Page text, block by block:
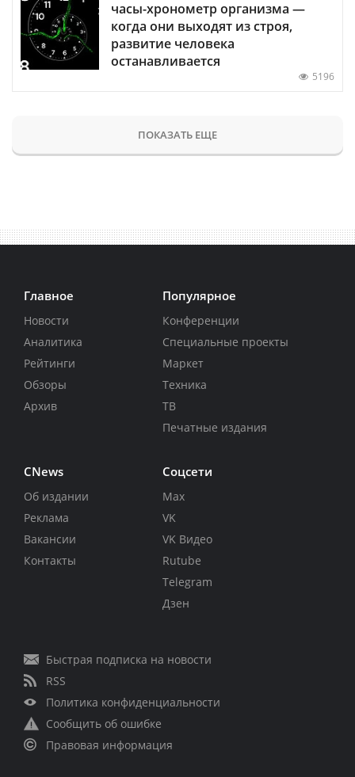
часы-хронометр организма —
когда они выходят из строя,
развитие человека
останавливается
5196
ПОКАЗАТЬ ЕЩЕ
Главное
Новости
Аналитика
Рейтинги
Обзоры
Архив
Популярное
Конференции
Специальные проекты
Маркет
Техника
ТВ
Печатные издания
CNews
Об издании
Реклама
Вакансии
Контакты
Соцсети
Max
VK
VK Видео
Rutube
Telegram
Дзен
Быстрая подписка на новости
RSS
Политика конфиденциальности
Сообщить об ошибке
Правовая информация